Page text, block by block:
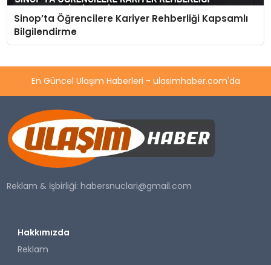
Sinop’ta Öğrencilere Kariyer Rehberliği Kapsamlı
Bilgilendirme
En Güncel Ulaşım Haberleri - ulasimhaber.com'da
Reklam & İşbirliği:habersnuclari@gmail.com
Hakkımızda
Reklam